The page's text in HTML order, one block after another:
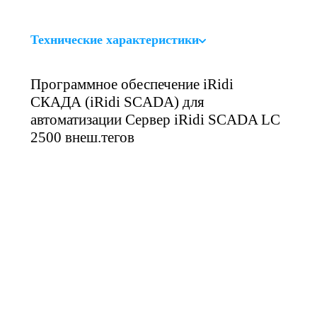
Технические характеристики
Программное обеспечение iRidi
СКАДА (iRidi SCADA) для
автоматизации Сервер iRidi SCADA LC
2500 внеш.тегов